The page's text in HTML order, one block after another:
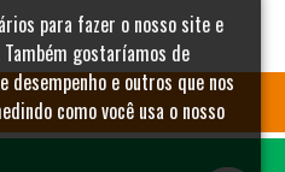
para fazer o nosso site e
gostaríamos de
desempenho e outros que nos
como você usa o nosso